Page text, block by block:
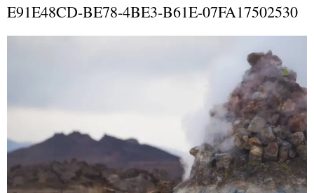
E91E48CD-BE78-4BE3-B61E-07FA17502530